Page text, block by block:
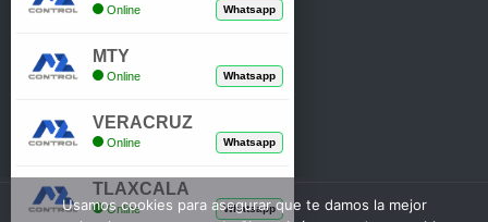
Mi Cuenta
Usamos cookies para asegurar que te damos la mejor
Online Whatsapp
MTY
Online Whatsapp
VERACRUZ
Online Whatsapp
TLAXCALA
Online Whatsapp